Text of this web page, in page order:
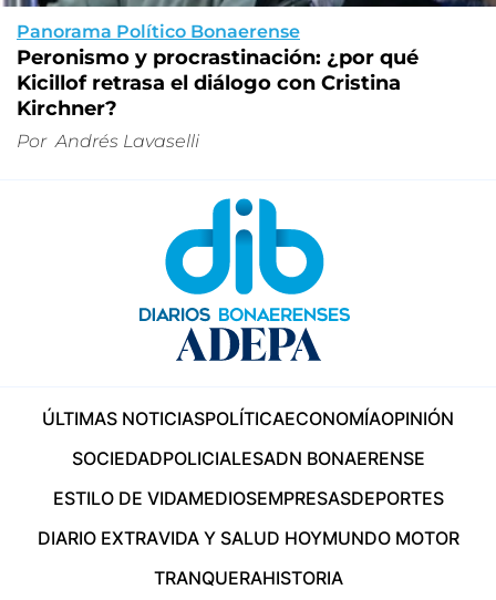
Panorama Político Bonaerense
Peronismo y procrastinación: ¿por qué
Kicillof retrasa el diálogo con Cristina
Kirchner?
Por Andrés Lavaselli
ÚLTIMAS NOTICIASPOLÍTICAECONOMÍAOPINIÓN
SOCIEDADPOLICIALESADN BONAERENSE
ESTILO DE VIDAMEDIOSEMPRESASDEPORTES
DIARIO EXTRAVIDA Y SALUD HOYMUNDO MOTOR
TRANQUERAHISTORIA